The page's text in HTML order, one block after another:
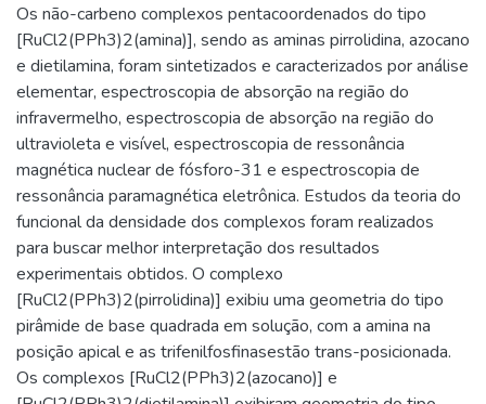
Os não-carbeno complexos pentacoordenados do tipo
[RuCl2(PPh3)2(amina)], sendo as aminas pirrolidina, azocano
e dietilamina, foram sintetizados e caracterizados por análise
elementar, espectroscopia de absorção na região do
infravermelho, espectroscopia de absorção na região do
ultravioleta e visível, espectroscopia de ressonância
magnética nuclear de fósforo-31 e espectroscopia de
ressonância paramagnética eletrônica. Estudos da teoria do
funcional da densidade dos complexos foram realizados
para buscar melhor interpretação dos resultados
experimentais obtidos. O complexo
[RuCl2(PPh3)2(pirrolidina)] exibiu uma geometria do tipo
pirâmide de base quadrada em solução, com a amina na
posição apical e as trifenilfosfinasestão trans-posicionada.
Os complexos [RuCl2(PPh3)2(azocano)] e